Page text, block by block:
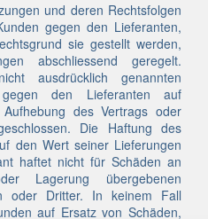
und deren Rechtsfolgen
gegen den Lieferanten,
sie gestellt werden,
abschliessend geregelt.
ausdrücklich genannten
den Lieferanten auf
des Vertrags oder
Die Haftung des
den Wert seiner Lieferungen
haftet nicht für Schäden an
Lagerung übergebenen
oder Dritter. In keinem Fall
auf Ersatz von Schäden,